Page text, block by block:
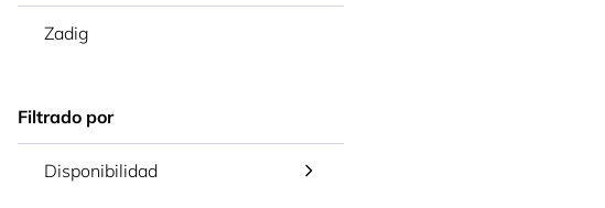
Zadig
Filtrado por
Disponibilidad